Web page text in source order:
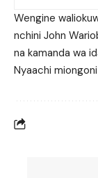
Wengine
nchini John
na kamanda wa
Nyaachi